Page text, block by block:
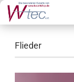
Flieder